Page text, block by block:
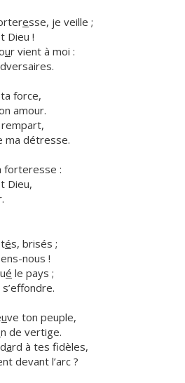
esse, je veille ;
Dieu !
ur vient à moi :
force,
amour.
rempart,
ma détresse.
forteresse :
Dieu,
és, brisés ;
nous !
é le pays ;
uve ton peuple,
n de vertige.
ard à tes fidèles,
devant l’arc ?